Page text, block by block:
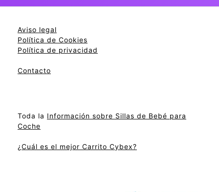
Aviso legal
Política de Cookies
Política de privacidad
Contacto
Toda la Información sobre Sillas de Bebé para
Coche
¿Cuál es el mejor Carrito Cybex?